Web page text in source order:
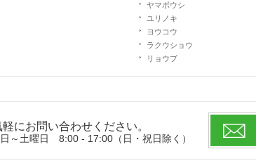
ヤマボウシ
ユリノキ
ヨウコウ
ラクウショウ
リョウブ
軽にお問い合わせください。
日～土曜日 8:00 - 17:00（日・祝日除く）